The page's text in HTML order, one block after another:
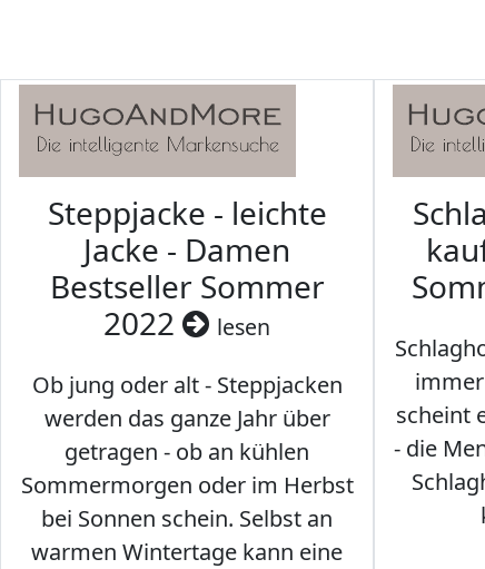
Steppjacke - leichte
Jacke - Damen
Bestseller Sommer
2022
lesen
Ob jung oder alt - Steppjacken
werden das ganze Jahr über
getragen - ob an kühlen
Sommermorgen oder im Herbst
bei Sonnen schein. Selbst an
warmen Wintertage kann eine
scheint
- die